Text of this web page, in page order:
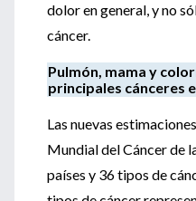
dolor en general, y no
cáncer.
Pulmón, mama y
principales cánceres
Las nuevas
Mundial del Cáncer de
países y 36 tipos de